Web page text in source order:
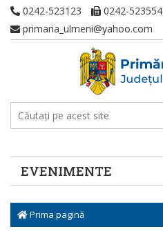
0242-523123
0242-523554
primaria_ulmeni@yahoo.com
EVENIMENTE
Prima pagină